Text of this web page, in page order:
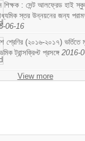
শিক্ষক : সেন্ট আলফ্রেড হাই
স্তর উন্নয়নের জন্য
06-16
শ্রেণির (২০১৬-২০১৭) ভর্তিতে
ট্রান্সক্রিপ্ট প্রসঙ্গে 2016-
View more